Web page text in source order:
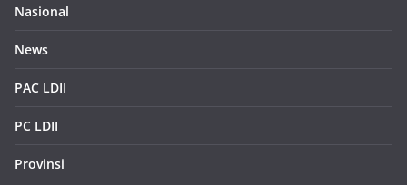
Nasional
News
PAC LDII
PC LDII
Provinsi